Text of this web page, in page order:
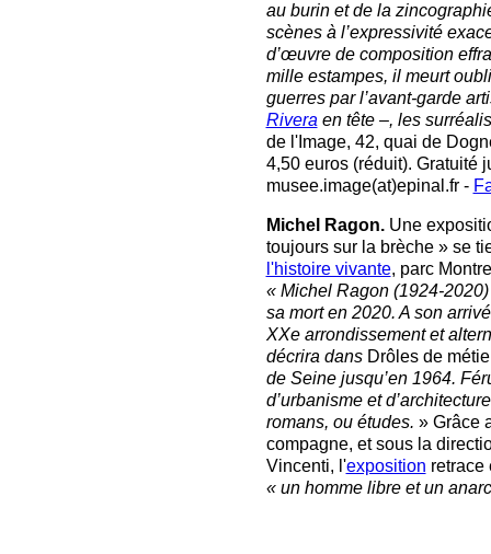
au burin et de la
scènes à l’expressivité
d’œuvre de composition
mille estampes, il meurt
guerres par l’avant-garde
Rivera en tête –, les
de l'Image, 42, quai de
4,50 euros (réduit). Gratuité
musee.image(at)epinal.fr -
Michel Ragon.Une
toujours sur la brèche » se
l'histoire vivante, parc
« Michel Ragon (1924-
sa mort en 2020. A son
XXe arrondissement et
décrira dansDrôles de
de Seine jusqu’en 1964.
d’urbanisme et
romans, ou études. » Grâce
compagne, et sous la
Vincenti, l'exposition retrace
« un homme libre et un